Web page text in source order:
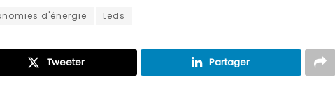
d'énergie Leds
Tweeter Partager